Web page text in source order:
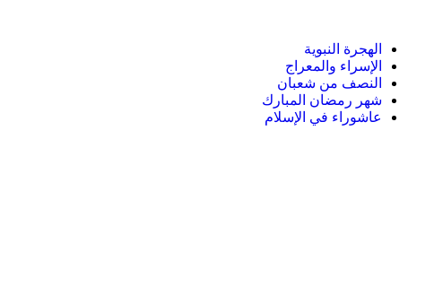
الهجرة النبوية
الإسراء والمعراج
النصف من شعبان
شهر رمضان المبارك
عاشوراء في الإسلام